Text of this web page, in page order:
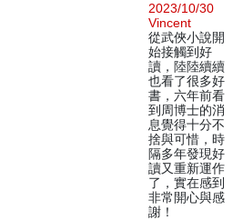
2023/10/30
Vincent
從武俠小說開
始接觸到好
讀，陸陸續續
也看了很多好
書，六年前看
到周博士的消
息覺得十分不
捨與可惜，時
隔多年發現好
讀又重新運作
了，實在感到
非常開心與感
謝！